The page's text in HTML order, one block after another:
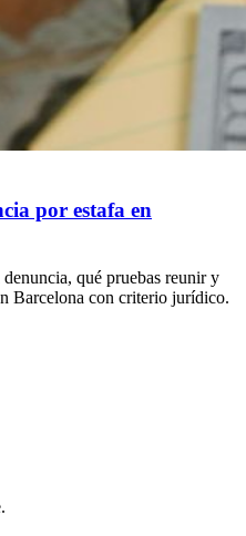
por estafa en
qué pruebas reunir y
Barcelona con criterio jurídico.